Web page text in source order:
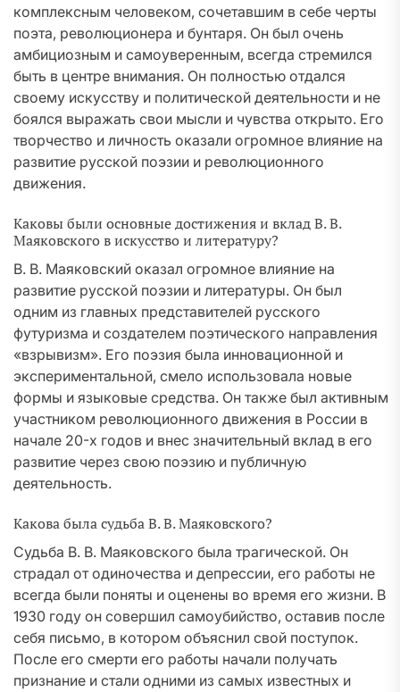
комплексным человеком, сочетавшим в себе черты
поэта, революционера и бунтаря. Он был очень
амбициозным и самоуверенным, всегда стремился
быть в центре внимания. Он полностью отдался
своему искусству и политической деятельности и не
боялся выражать свои мысли и чувства открыто. Его
творчество и личность оказали огромное влияние на
развитие русской поэзии и революционного
движения.
Каковы были основные достижения и вклад В. В.
Маяковского в искусство и литературу?
В. В. Маяковский оказал огромное влияние на
развитие русской поэзии и литературы. Он был
одним из главных представителей русского
футуризма и создателем поэтического направления
«взрывизм». Его поэзия была инновационной и
экспериментальной, смело использовала новые
формы и языковые средства. Он также был активным
участником революционного движения в России в
начале 20-х годов и внес значительный вклад в его
развитие через свою поэзию и публичную
деятельность.
Какова была судьба В. В. Маяковского?
Судьба В. В. Маяковского была трагической. Он
страдал от одиночества и депрессии, его работы не
всегда были поняты и оценены во время его жизни. В
1930 году он совершил самоубийство, оставив после
себя письмо, в котором объяснил свой поступок.
После его смерти его работы начали получать
признание и стали одними из самых известных и